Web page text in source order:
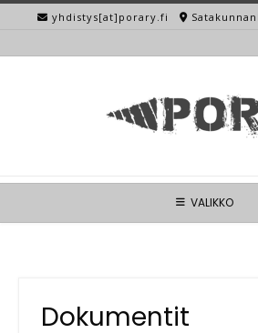
Skip
yhdistys[at]porary.fi
VALIKKO
Dokumentit